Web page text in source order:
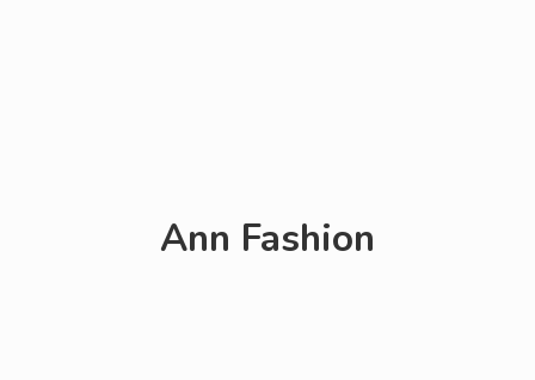
Ann Fashion